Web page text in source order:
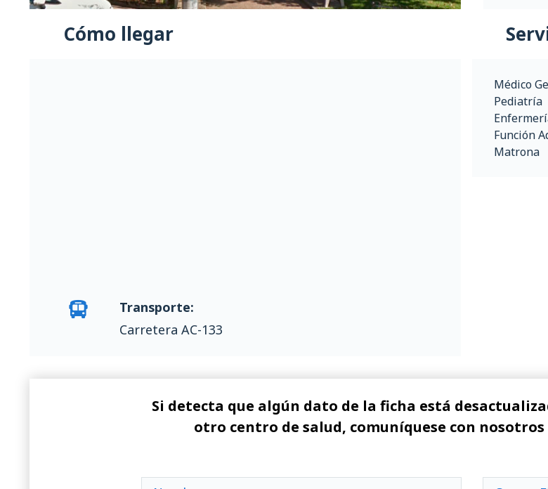
Cómo llegar
Transporte:
Carretera AC-133
Médico
Pediatría
Función
Matrona
Si detecta que algún dato de la ficha está
otro centro de salud, comuníquese con